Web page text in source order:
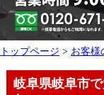
トップページ > お客様
岐阜県岐阜市